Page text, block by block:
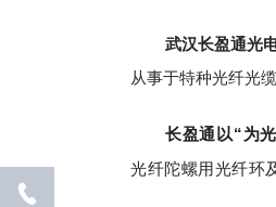
武汉长盈通光
从事于特种光纤光
长盈通以“为
光纤陀螺用光纤环
